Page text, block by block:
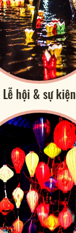
Lễ hội & sự kiện